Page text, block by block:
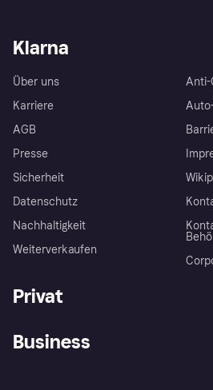
Klarna
Über uns
Karriere
AGB
Presse
Sicherheit
Datenschutz
Nachhaltigkeit
Weiterverkaufen
Anti-
Privat
Business